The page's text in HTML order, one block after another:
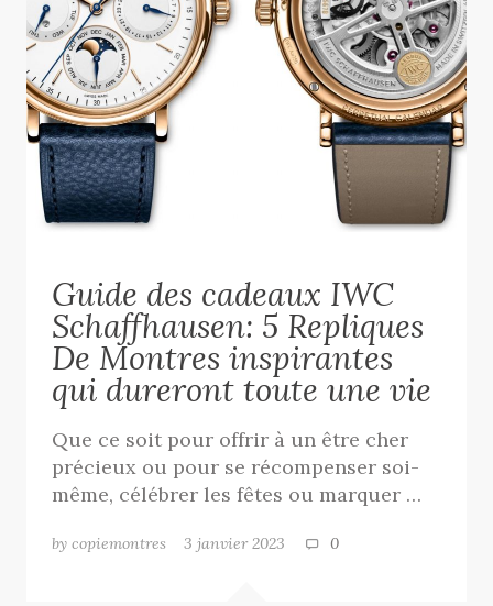
Guide des cadeaux IWC
Schaffhausen: 5 Repliques
De Montres inspirantes
qui dureront toute une vie
Que ce soit pour offrir à un être cher
précieux ou pour se récompenser soi-
même, célébrer les fêtes ou marquer …
by copiemontres 3 janvier 2023 0